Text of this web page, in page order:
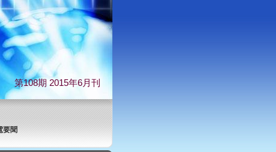
第108期 2015年6月刊
要聞